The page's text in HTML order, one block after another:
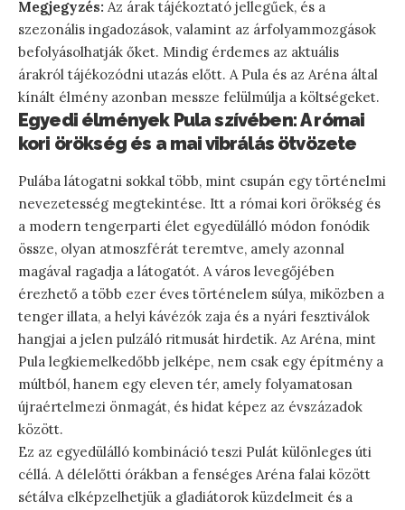
Megjegyzés: Az árak tájékoztató jellegűek, és a
szezonális ingadozások, valamint az árfolyammozgások
befolyásolhatják őket. Mindig érdemes az aktuális
árakról tájékozódni utazás előtt. A Pula és az Aréna által
kínált élmény azonban messze felülmúlja a költségeket.
Egyedi élmények Pula szívében: A római
kori örökség és a mai vibrálás ötvözete
Pulába látogatni sokkal több, mint csupán egy történelmi
nevezetesség megtekintése. Itt a római kori örökség és
a modern tengerparti élet egyedülálló módon fonódik
össze, olyan atmoszférát teremtve, amely azonnal
magával ragadja a látogatót. A város levegőjében
érezhető a több ezer éves történelem súlya, miközben a
tenger illata, a helyi kávézók zaja és a nyári fesztiválok
hangjai a jelen pulzáló ritmusát hirdetik. Az Aréna, mint
Pula legkiemelkedőbb jelképe, nem csak egy építmény a
múltból, hanem egy eleven tér, amely folyamatosan
újraértelmezi önmagát, és hidat képez az évszázadok
között.
Ez az egyedülálló kombináció teszi Pulát különleges úti
céllá. A délelőtti órákban a fenséges Aréna falai között
sétálva elképzelhetjük a gladiátorok küzdelmeit és a